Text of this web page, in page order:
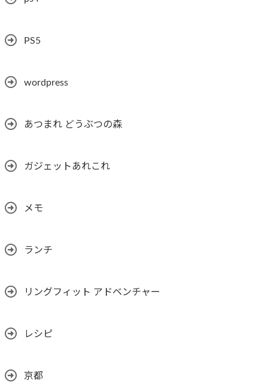
PS5
wordpress
あつまれ どうぶつの森
ガジェットあれこれ
メモ
ランチ
リングフィット アドベンチャー
レシピ
京都